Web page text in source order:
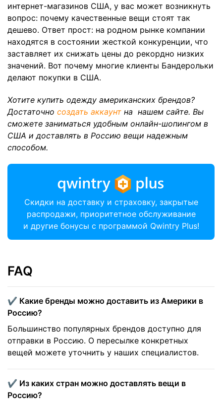
интернет-магазинов США, у вас может возникнуть
вопрос: почему качественные вещи стоят так
дешево. Ответ прост: на родном рынке компании
находятся в состоянии жесткой конкуренции, что
заставляет их снижать цены до рекордно низких
значений. Вот почему многие клиенты Бандерольки
делают покупки в США.
Хотите купить одежду американских брендов?
Достаточно создать аккаунт на нашем сайте. Вы
сможете заниматься удобным онлайн-шопингом в
США и доставлять в Россию вещи надежным
способом.
Скидки на доставку и страховку, закрытые
распродажи, приоритетное обслуживание
и другие бонусы с программой Qwintry Plus!
FAQ
✔️ Какие бренды можно доставить из Америки в
Россию?
Большинство популярных брендов доступно для
отправки в Россию. О пересылке конкретных
вещей можете уточнить у наших специалистов.
✔️ Из каких стран можно доставлять вещи в
Россию?